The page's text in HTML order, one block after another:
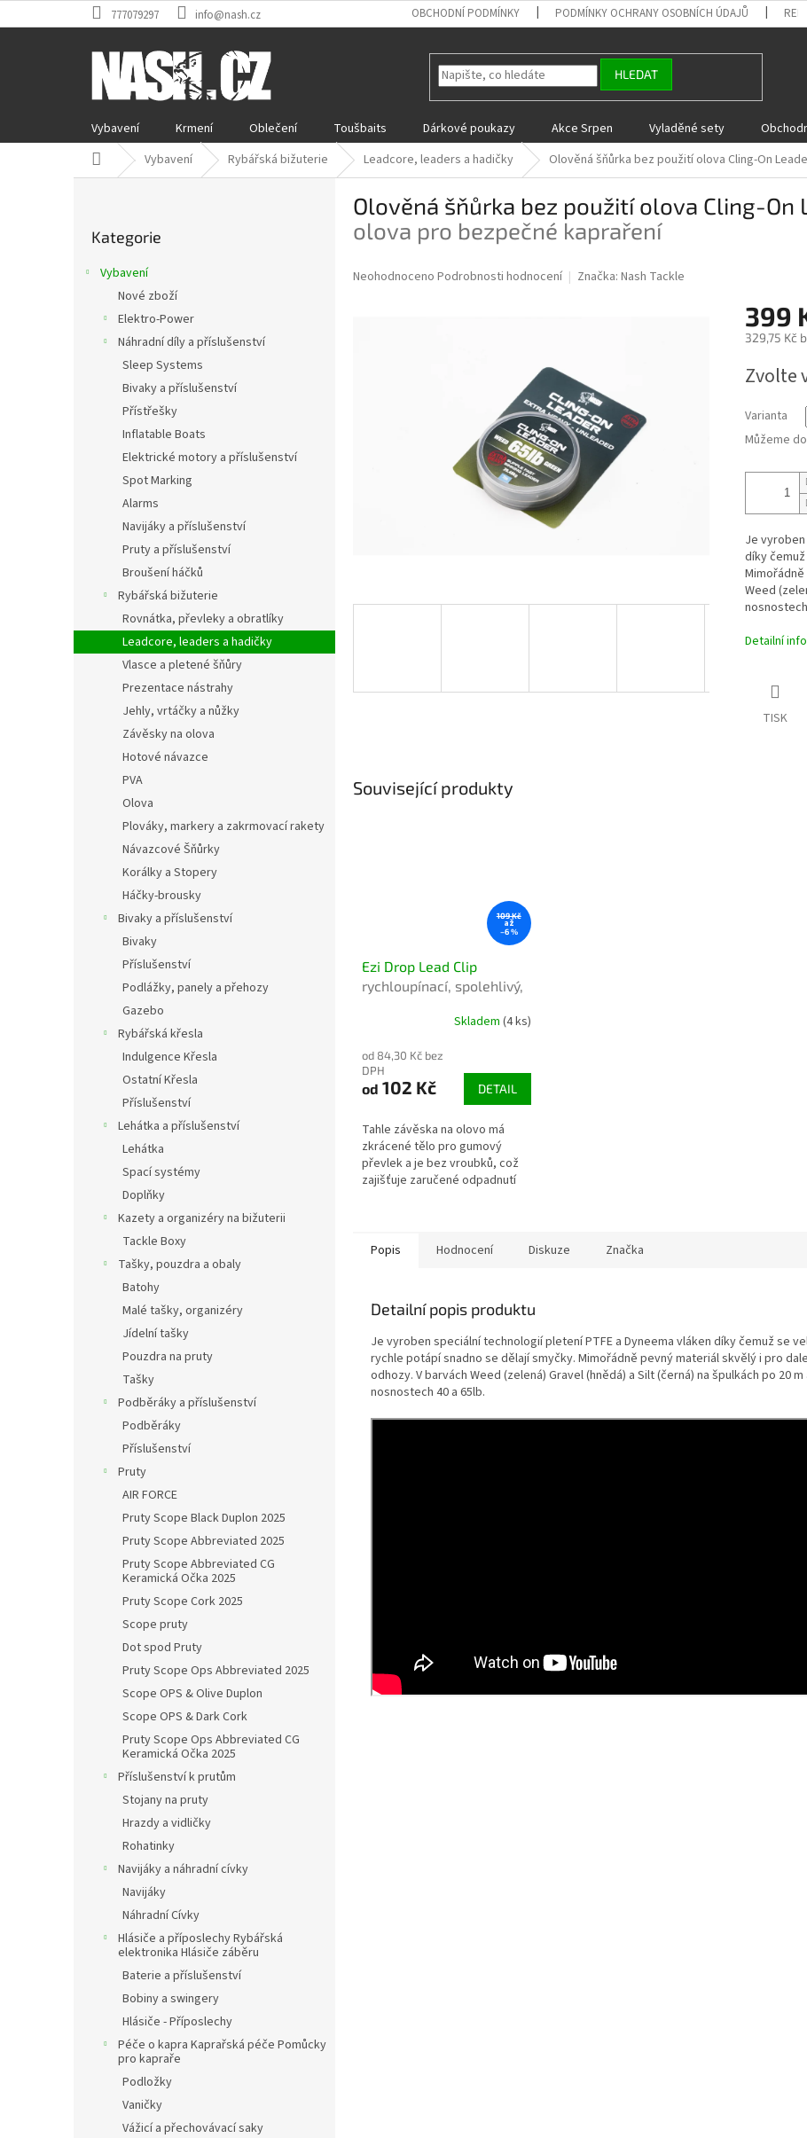
na
777079297 info@nash.cz OBCHODNÍ PODMÍNKY PODMÍNKY OCHRANY OSOBNÍCH ÚDAJŮ
HLEDAT
Vybavení Krmení Oblečení Toušbaits Dárkové poukazy Akce Srpen Vyladěné sety
Domů Vybavení Rybářská bižuterie Leadcore, leaders a hadičky Olověná šňůrka bez použití olova Cling-On
kategorie
Kategorie
Vybavení
Nové zboží
Elektro-Power
Náhradní díly a příslušenství
Sleep Systems
Bivaky a příslušenství
Přístřešky
Inflatable Boats
Elektrické motory a příslušenství
Spot Marking
Alarms
Navijáky a příslušenství
Pruty a příslušenství
Broušení háčků
Rybářská bižuterie
Rovnátka, převleky a obratlíky
Leadcore, leaders a hadičky
Vlasce a pletené šňůry
Prezentace nástrahy
Jehly, vrtáčky a nůžky
Závěsky na olova
Hotové návazce
PVA
Olova
Plováky, markery a zakrmovací rakety
Návazcové Šňůrky
Korálky a Stopery
Háčky-brousky
Bivaky a příslušenství
Bivaky
Příslušenství
Podlážky, panely a přehozy
Gazebo
Rybářská křesla
Indulgence Křesla
Ostatní Křesla
Příslušenství
Lehátka a příslušenství
Lehátka
Spací systémy
Doplňky
Kazety a organizéry na bižuterii
Tackle Boxy
Tašky, pouzdra a obaly
Batohy
Malé tašky, organizéry
Jídelní tašky
Pouzdra na pruty
Tašky
Podběráky a příslušenství
Podběráky
Příslušenství
Pruty
AIR FORCE
Pruty Scope Black Duplon 2025
Pruty Scope Abbreviated 2025
Pruty Scope Abbreviated CG
Keramická Očka 2025
Pruty Scope Cork 2025
Scope pruty
Dot spod Pruty
Pruty Scope Ops Abbreviated 2025
Scope OPS & Olive Duplon
Scope OPS & Dark Cork
Pruty Scope Ops Abbreviated CG
Keramická Očka 2025
Příslušenství k prutům
Stojany na pruty
Hrazdy a vidličky
Rohatinky
Navijáky a náhradní cívky
Navijáky
Náhradní Cívky
Hlásiče a příposlechy Rybářská
elektronika Hlásiče záběru
Baterie a příslušenství
Bobiny a swingery
Hlásiče - Příposlechy
Péče o kapra Kaprařská péče Pomůcky
pro kapraře
Podložky
Vaničky
Vážicí a přechovávací saky
Olověná šňůrka bez použití olova Cling-On
olova pro bezpečné kapraření
Průměrné
Neohodnoceno Podrobnosti hodnocení Značka: Nash Tackle
399
329,75 Kč
cena:
Zvolte
Varianta
Můžeme
Je
díky
Weed
Detailní
TISK
Související produkty
109 Kč
až
–6 %
Ezi Drop Lead Clip
rychloupínací, spolehlivý,
Skladem (4 ks)
od 84,30 Kč bez
DPH
od 102 Kč DETAIL
Tahle závěska na olovo má
zkrácené tělo pro gumový
převlek a je bez vroubků, což
zajišťuje zaručené odpadnutí
Popis Hodnocení Diskuze Značka
Detailní popis produktu
Je vyroben speciální technologií pletení PTFE a Dyneema vláken díky čemuž se
rychle potápí snadno se dělají smyčky. Mimořádně pevný materiál skvělý i pro
odhozy. V barvách Weed (zelená) Gravel (hnědá) a Silt (černá) na špulkách po 20 m
nosnostech 40 a 65lb.